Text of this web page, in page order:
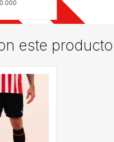
este producto